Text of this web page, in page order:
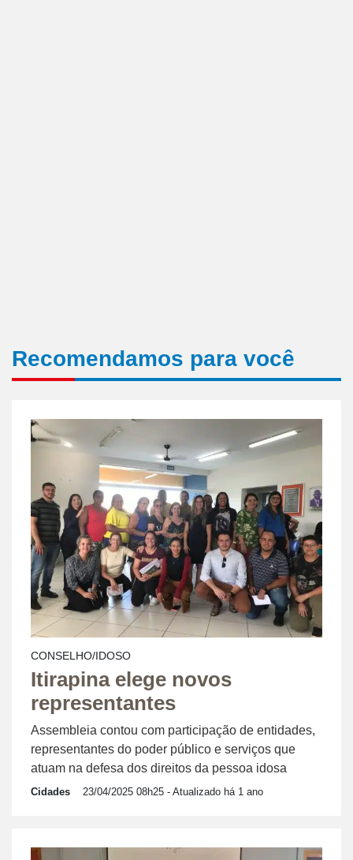
Recomendamos para você
CONSELHO/IDOSO
Itirapina elege novos
representantes
Assembleia contou com participação de entidades,
representantes do poder público e serviços que
atuam na defesa dos direitos da pessoa idosa
Cidades 23/04/2025 08h25 - Atualizado há 1 ano